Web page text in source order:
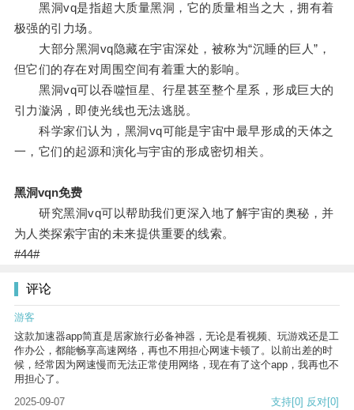
黑洞vq是指超大质量黑洞，它的质量相当之大，拥有着
极强的引力场。
大部分黑洞vq隐藏在宇宙深处，被称为“沉睡的巨人”，
但它们的存在对周围空间有着重大的影响。
黑洞vq可以吞噬恒星、行星甚至整个星系，形成巨大的
引力漩涡，即使光线也无法逃脱。
科学家们认为，黑洞vq可能是宇宙中最早形成的天体之
一，它们的起源和演化与宇宙的形成密切相关。
黑洞vqn免费
研究黑洞vq可以帮助我们更深入地了解宇宙的奥秘，并
为人类探索宇宙的未来提供重要的线索。
#44#
评论
游客
这款加速器app简直是居家旅行必备神器，无论是看视频、玩游戏还是工
作办公，都能畅享高速网络，再也不用担心网速卡顿了。以前出差的时
候，经常因为网速慢而无法正常使用网络，现在有了这个app，我再也不
用担心了。
2025-09-07
支持[0] 反对[0]